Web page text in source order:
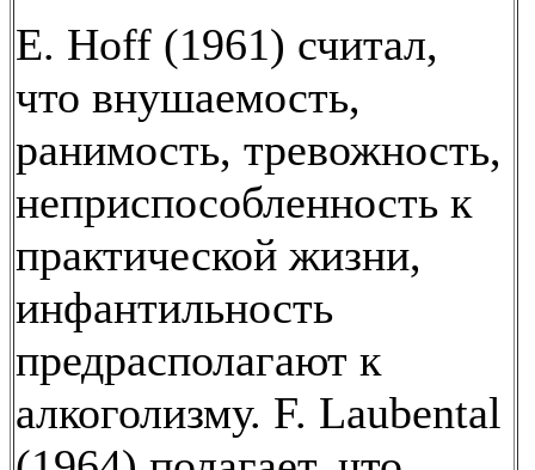
Е. Hoff (1961) считал,
что внушаемость,
ранимость, тревожность,
неприспособленность к
практической жизни,
инфантильность
предрасполагают к
алкоголизму. F. Laubental